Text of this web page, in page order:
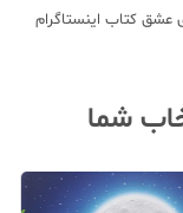
عشق کتاب اینستاگرام
شما